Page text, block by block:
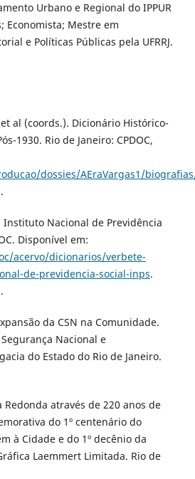
Urbano e Regional do IPPUR
Economista; Mestre em
e Políticas Públicas pela UFRRJ.
al (coords.). Dicionário Histórico-
1930. Rio de Janeiro: CPDOC,
dossies/AEraVargas1/
Instituto Nacional de Previdência
Disponível em:
acervo/dicionarios/verbete-
de-previdencia-social-inps.
da CSN na Comunidade.
Nacional e
do Estado do Rio de Janeiro.
Redonda através de 220 anos de
do 1º centenário do
à Cidade e do 1º decênio da
Laemmert Limitada. Rio de